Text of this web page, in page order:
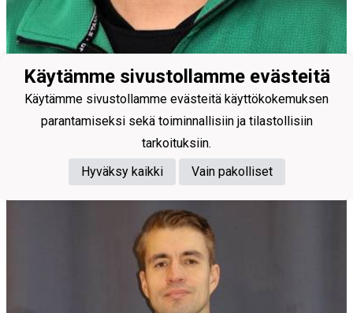
Vastuuvalmentaja
Käytämme sivustollamme evästeitä
Käytämme sivustollamme evästeitä käyttökokemuksen
parantamiseksi sekä toiminnallisiin ja tilastollisiin
tarkoituksiin.
Hyväksy kaikki
Vain pakolliset